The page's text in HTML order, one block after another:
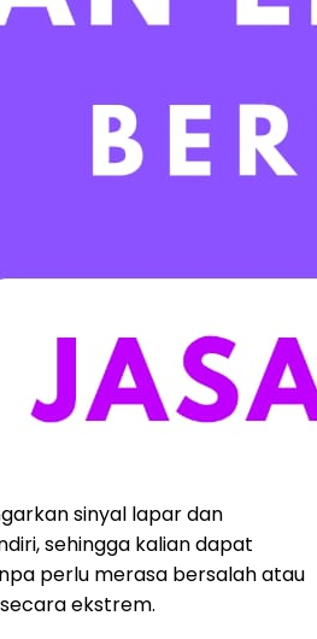
sinyal lapar dan
sehingga kalian dapat
perlu merasa bersalah atau
ekstrem.